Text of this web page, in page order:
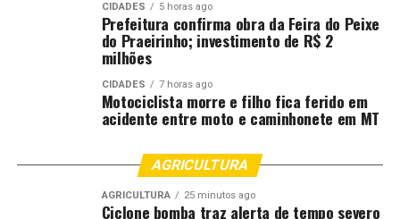
Entra em vigor lei que cria cadastro estadual de
condenados por estupro em Mato Grosso
Lucas Beber assume conselho da Nova Rota e reforça
participação do setor produtivo no avanço da BR-163
CIDADES 5 horas ago
Prefeitura confirma obra da Feira do Peixe
do Praeirinho; investimento de R$ 2
milhões
CIDADES 7 horas ago
Motociclista morre e filho fica ferido em
acidente entre moto e caminhonete em MT
AGRICULTURA
AGRICULTURA 25 minutos ago
Ciclone bomba traz alerta de tempo severo